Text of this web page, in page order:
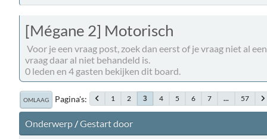
[Mégane 2] Motorisch
Voor je een vraag post, zoek dan eerst of je vraag niet al
vraag daar al niet behandeld is.
0 leden en 4 gasten bekijken dit board.
OMLAAG Pagina's 1 2 3 4 5 6 7 ... 57
Onderwerp/Gestart door